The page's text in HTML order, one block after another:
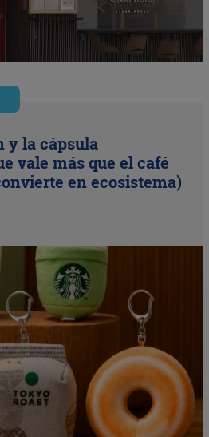
y la cápsula
vale más que el café
en ecosistema)